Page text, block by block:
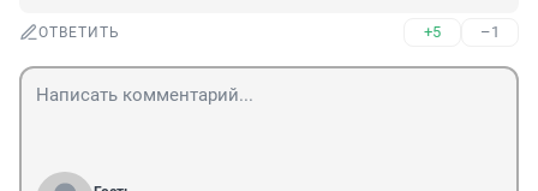
ОТВЕТИТЬ +5 –1